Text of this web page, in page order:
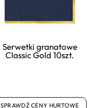
Serwetki granatowe
Classic Gold 10szt.
SPRAWDŹ CENY HURTOWE